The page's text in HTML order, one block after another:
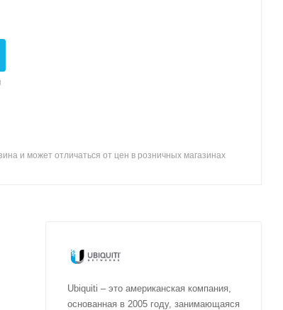
и может отличаться от цен в розничных магазинах
Ubiquiti – это американская компания,
основанная в 2005 году, занимающаяся